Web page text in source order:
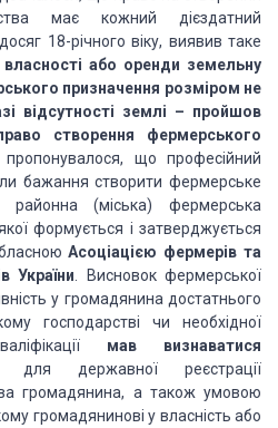
має кожний дієздатний
18-річного віку, виявив таке
або оренди земельну
призначення розміром не
відсутності землі – пройшов
створення фермерського
що професійний
бажання створити фермерське
районна (міська) фермерська
формується і затверджується
Асоціацією фермерів та
України . Висновок фермерської
у громадянина достатнього
господарстві чи необхідної
мав визнаватися
для державної реєстрації
громадянина, а також умовою
громадянинові у власність або